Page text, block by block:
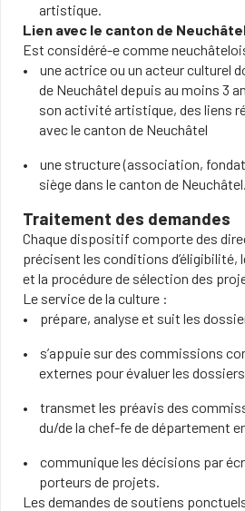
artistique.
Lien avec le canton de
Est considéré-e comme
une actrice ou un acteur culturel
de Neuchâtel depuis au moins 3
son activité artistique, des liens
avec le canton de Neuchâtel
une structure (association,
siège dans le canton de Neuchâtel.
Traitement des demandes
Chaque dispositif comporte des
précisent les conditions d’éligibilité,
et la procédure de sélection des
Le service de la culture :
prépare, analyse et suit les
s’appuie sur des commissions
externes pour évaluer les dossiers
transmet les préavis des
du/de la chef-fe de département
communique les décisions par
porteurs de projets.
Les demandes de soutiens